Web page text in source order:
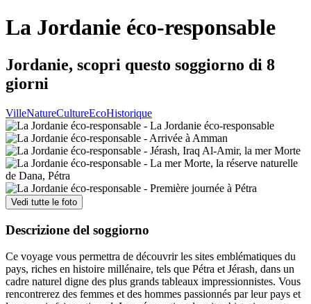
La Jordanie éco-responsable
Jordanie, scopri questo soggiorno di 8
giorni
VilleNatureCultureEcoHistorique
Vedi tutte le foto
Descrizione del soggiorno
Ce voyage vous permettra de découvrir les sites emblématiques du
pays, riches en histoire millénaire, tels que Pétra et Jérash, dans un
cadre naturel digne des plus grands tableaux impressionnistes. Vous
rencontrerez des femmes et des hommes passionnés par leur pays et